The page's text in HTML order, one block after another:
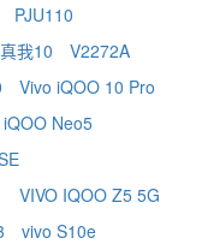
PJU110
我10
V2272A
Vivo iQOO 10 Pro
Neo5
VIVO IQOO Z5 5G
vivo S10e